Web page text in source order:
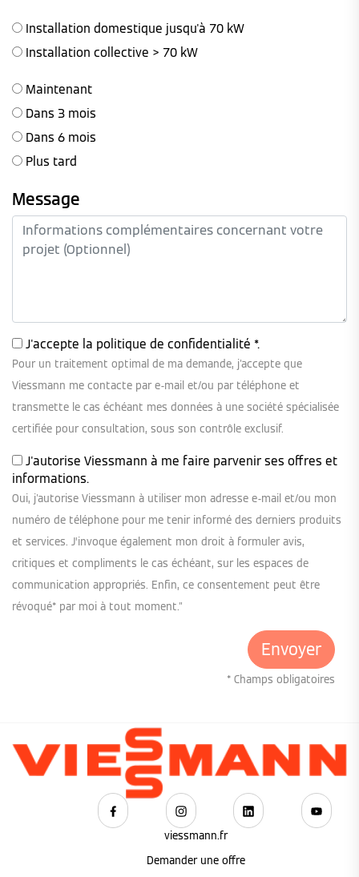
Installation domestique jusqu'à 70 kW
Installation collective > 70 kW
Maintenant
Dans 3 mois
Dans 6 mois
Plus tard
Message
J'accepte la politique de confidentialité *.
Pour un traitement optimal de ma demande, j'accepte que
Viessmann me contacte par e-mail et/ou par téléphone et
transmette le cas échéant mes données à une société spécialisée
certifiée pour consultation, sous son contrôle exclusif.
J'autorise Viessmann à me faire parvenir ses offres et
informations.
Oui, j'autorise Viessmann à utiliser mon adresse e-mail et/ou mon
numéro de téléphone pour me tenir informé des derniers produits
et services. J’invoque également mon droit à formuler avis,
critiques et compliments le cas échéant, sur les espaces de
communication appropriés. Enfin, ce consentement peut être
révoqué* par moi à tout moment."
* Champs obligatoires
viessmann.fr
Demander une offre